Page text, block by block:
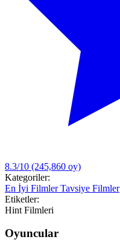
8.3/10 (245,860 oy)
Kategoriler:
En İyi FilmlerTavsiye Filmler
Etiketler:
Hint Filmleri
Oyuncular